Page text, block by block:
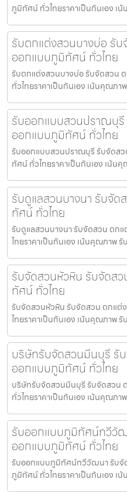
ภูมิทัศน์ ทั่วไทยราคาเป็นกันเอง เ
รับตกแต่งสวนบางบ่อ รั
ออกแบบภูมิทัศน์ ทั่วไทย
รับตกแต่งสวนบางบ่อ รับจัดสวน
ทั่วไทยราคาเป็นกันเอง เน้นคุณภ
รับออกแบบสวนปราณบุ
ออกแบบภูมิทัศน์ ทั่วไทย
รับออกแบบสวนปราณบุรี รับจัดส
ทัศน์ ทั่วไทยราคาเป็นกันเอง เน้น
รับดูแลสวนบางนา รับจั
ทัศน์ ทั่วไทย
รับดูแลสวนบางนา รับจัดสวน ตก
ไทยราคาเป็นกันเอง เน้นคุณภาพ
รับจัดสวนหัวหิน รับจัดส
ทัศน์ ทั่วไทย
รับจัดสวนหัวหิน รับจัดสวน ตกแ
ไทยราคาเป็นกันเอง เน้นคุณภาพ
บริษัทรับจัดสวนมีนบุรี รั
ออกแบบภูมิทัศน์ ทั่วไทย
บริษัทรับจัดสวนมีนบุรี รับจัดสวน
ทั่วไทยราคาเป็นกันเอง เน้นคุณภ
รับออกแบบภูมิทัศน์ทวีวั
ออกแบบภูมิทัศน์ ทั่วไทย
รับออกแบบภูมิทัศน์ทวีวัฒนา รับ
ภูมิทัศน์ ทั่วไทยราคาเป็นกันเอง เ